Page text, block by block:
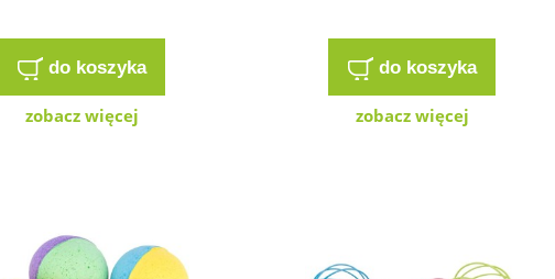
do koszyka
zobacz więcej
do koszyka
zobacz więcej